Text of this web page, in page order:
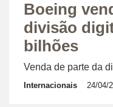
Boeing
divisão
bilhões
Venda de parte da
Internacionais 24/04/